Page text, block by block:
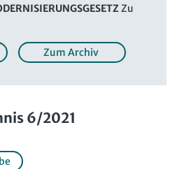
Buchhandel
Zu
Zum Archiv
6/2021